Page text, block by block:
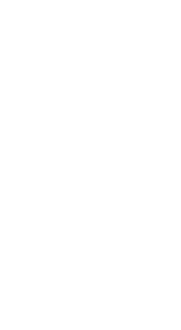
diterbitkan pada tahun 2018.